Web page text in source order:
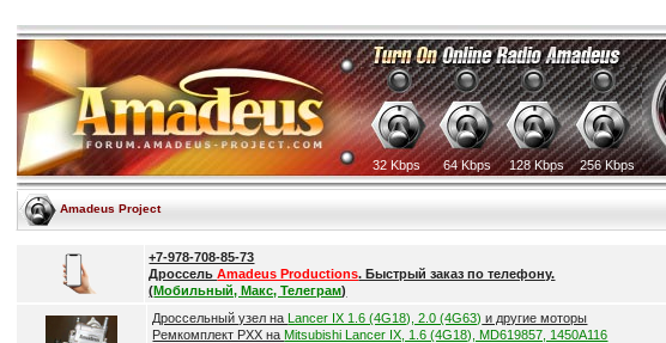
32 Kbps 64 Kbps 128 Kbps 256 Kbps
Amadeus Project
+7-978-708-85-73
ДроссельAmadeus Productions. Быстрый заказ по телефону.
(Мобильный, Макс, Телеграм)
Дроссельный узел на Lancer IX 1.6 (4G18), 2.0 (4G63) и другие моторы
Ремкомплект РХХ на Mitsubishi Lancer IX, 1.6 (4G18), MD619857, 1450A116